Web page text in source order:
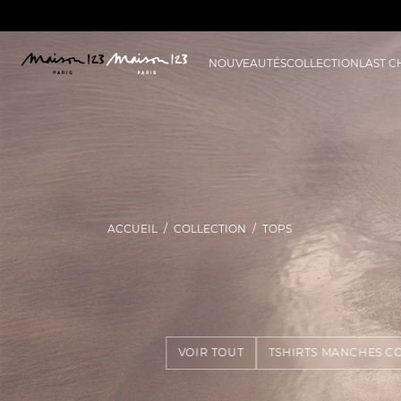
NOUVEAUTÉSCOLLECTIONLAST
VOIR TOUT TSHIRTS MANCHES
ACCUEIL COLLECTION TOPS